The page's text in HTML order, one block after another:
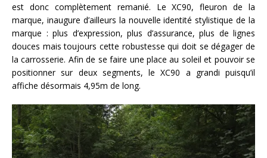
est donc complètement remanié. Le XC90, fleuron de la
marque, inaugure d’ailleurs la nouvelle identité stylistique de la
marque : plus d’expression, plus d’assurance, plus de lignes
douces mais toujours cette robustesse qui doit se dégager de
la carrosserie. Afin de se faire une place au soleil et pouvoir se
positionner sur deux segments, le XC90 a grandi puisqu’il
affiche désormais 4,95m de long.